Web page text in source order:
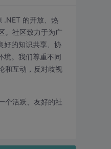
.NET 的开放、热
。社区致力于为广
好的知识共享、协
境。我们尊重不同
和互动，反对歧视
个活跃、友好的社